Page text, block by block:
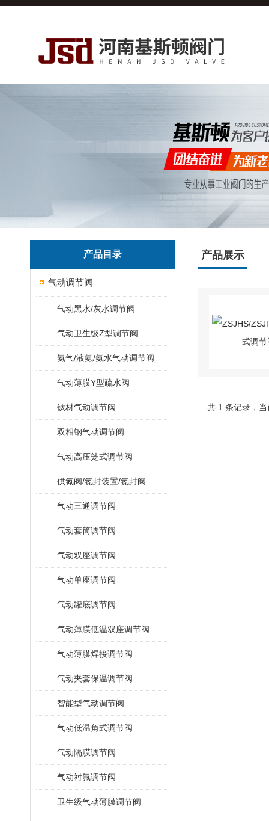
产品目录
气动调节阀
气动黑水/灰水调节阀
气动卫生级Z型调节阀
氨气/液氨/氨水气动调节阀
气动薄膜Y型疏水阀
钛材气动调节阀
双相钢气动调节阀
气动高压笼式调节阀
供氮阀/氮封装置/氮封阀
气动三通调节阀
气动套筒调节阀
气动双座调节阀
气动单座调节阀
气动罐底调节阀
气动薄膜低温双座调节阀
气动薄膜焊接调节阀
气动夹套保温调节阀
智能型气动调节阀
气动低温角式调节阀
气动隔膜调节阀
气动衬氟调节阀
卫生级气动薄膜调节阀
产品展示
共 1 条记录，